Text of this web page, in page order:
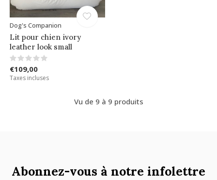
Dog's Companion
Lit pour chien ivory
leather look small
€109,00
Taxes incluses
Vu de 9 à 9 produits
Abonnez-vous à notre infolettre